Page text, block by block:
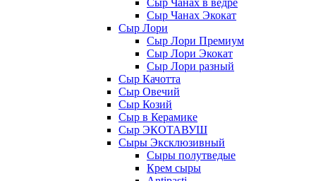
Сыр Чанах в ведре
Сыр Чанах Экокат
Сыр Лори
Сыр Лори Премиум
Сыр Лори Экокат
Сыр Лори разный
Сыр Качотта
Сыр Овечий
Сыр Козий
Сыр в Керамике
Сыр ЭКОТАВУШ
Сыры Эксклюзивный
Сыры полутведые
Крем сыры